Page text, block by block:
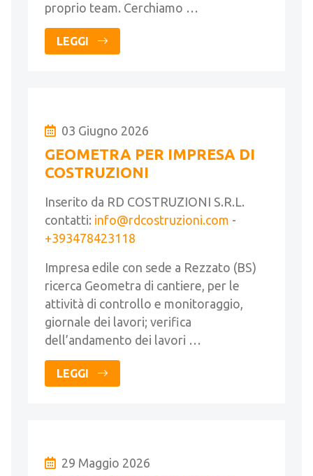
proprio team. Cerchiamo …
LEGGI
03 Giugno 2026
GEOMETRA PER IMPRESA DI
COSTRUZIONI
Inserito da RD COSTRUZIONI S.R.L.
contatti: info@rdcostruzioni.com -
+393478423118
Impresa edile con sede a Rezzato (BS)
ricerca Geometra di cantiere, per le
attività di controllo e monitoraggio,
giornale dei lavori; verifica
dell’andamento dei lavori …
LEGGI
29 Maggio 2026